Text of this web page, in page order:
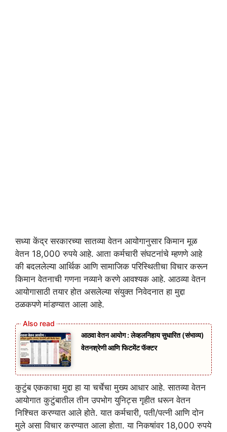
सध्या केंद्र सरकारच्या सातव्या वेतन आयोगानुसार किमान मूळ
वेतन 18,000 रुपये आहे. आता कर्मचारी संघटनांचे म्हणणे आहे
की बदललेल्या आर्थिक आणि सामाजिक परिस्थितीचा विचार करून
किमान वेतनाची गणना नव्याने करणे आवश्यक आहे. आठव्या वेतन
आयोगासाठी तयार होत असलेल्या संयुक्त निवेदनात हा मुद्दा
ठळकपणे मांडण्यात आला आहे.
आठवा वेतन आयोग : लेव्हलनिहाय सुधारित (संभाव्य)
वेतनश्रेणी आणि फिटमेंट फॅक्टर
कुटुंब एककाचा मुद्दा हा या चर्चेचा मुख्य आधार आहे. सातव्या वेतन
आयोगात कुटुंबातील तीन उपभोग युनिट्स गृहीत धरून वेतन
निश्चित करण्यात आले होते. यात कर्मचारी, पती/पत्नी आणि दोन
मुले असा विचार करण्यात आला होता. या निकषांवर 18,000 रुपये